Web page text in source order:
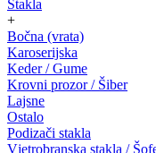
Stakla
+
Bočna (vrata)
Karoserijska
Keder / Gume
Krovni prozor / Šiber
Lajsne
Ostalo
Podizači stakla
Vjetrobranska stakla /